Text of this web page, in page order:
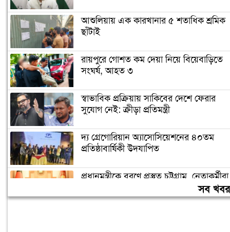
আশুলিয়ায় এক কারখানার ৫ শতাধিক শ্রমিক
ছাঁটাই
রায়পুরে গোশত কম দেয়া নিয়ে বিয়েবাড়িতে
সংঘর্ষ, আহত ৩
স্বাভাবিক প্রক্রিয়ায় সাকিবের দেশে ফেরার
সুযোগ নেই: ক্রীড়া প্রতিমন্ত্রী
দ্য গ্রেগোরিয়ান অ্যাসোসিয়েশনের ৪০তম
প্রতিষ্ঠাবার্ষিকী উদযাপিত
প্রধানমন্ত্রীকে বরণে প্রস্তুত চট্টগ্রাম, নেতাকর্মীরা
সব